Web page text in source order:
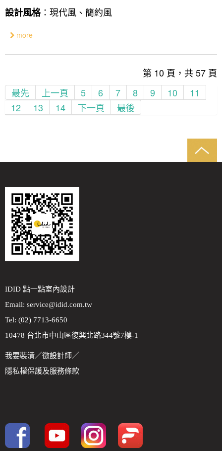
設計風格：現代風、簡約風
more
第 10 頁，共 57 頁
最先
上一頁 5 6 7 8 9 10
11
12
13 14 下一頁 最後
IDID 點一點室內設計
Email: service@idid.com.tw
Tel: (02) 7713-6650
10478 台北市中山區復興北路344號7樓-1
我要裝潢／徵設計師／
隱私權保護及服務條款